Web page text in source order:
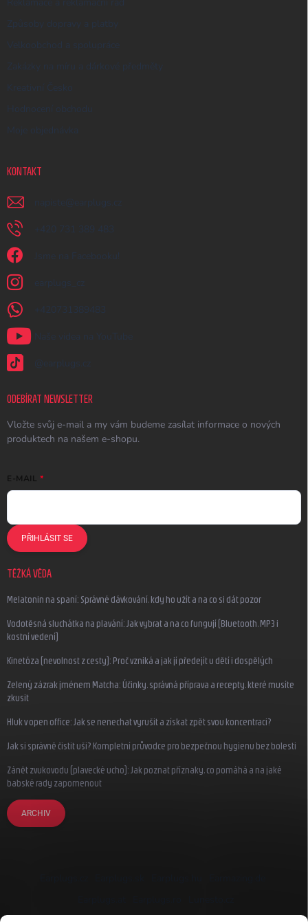
Způsoby dopravy a platby
Velkoobchod a spolupráce
Zakázky na míru a dárkové předměty
Kreativní Česko
Hodnocení obchodu
Moje objednávka
KONTAKT
napiste @ earplugs.cz
+420 731 389 483
Jsme na Facebooku!
earplugs_cz
+420731389483
Naše videa na YouTube
@earplugs.cz
ODEBÍRAT NEWSLETTER
Vložte svůj e-mail a my vám budeme zasílat informace o nových
produktech na našem e-shopu.
E-MAIL
PŘIHLÁSIT SE
TĚŽKÁ VĚDA
Melatonin na spaní: Správné dávkování, kdy ho užít a na co si dát pozor
Vodotěsná sluchátka na plavání: Jak vybrat a na co fungují (Bluetooth, MP3 i
kostní vedení)
Kinetóza (nevolnost z cesty): Proč vzniká a jak jí předejít u dětí i dospělých
Zelený zázrak jménem Matcha: Účinky, správná příprava a recepty, které musíte
zkusit
Hluk v open office: Jak se nenechat vyrušit a získat zpět svou koncentraci?
Jak si správně čistit uši? Kompletní průvodce pro bezpečnou hygienu bez bolesti
Zánět zvukovodu (plavecké ucho): Jak poznat příznaky, co pomáhá a na jaké
babské rady zapomenout
ARCHIV